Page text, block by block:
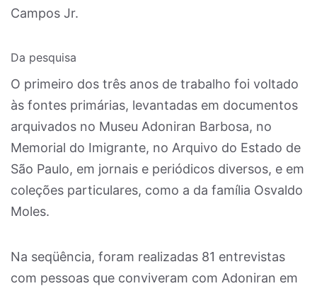
Campos Jr.
Da pesquisa
O primeiro dos três anos de trabalho foi voltado
às fontes primárias, levantadas em documentos
arquivados no Museu Adoniran Barbosa, no
Memorial do Imigrante, no Arquivo do Estado de
São Paulo, em jornais e periódicos diversos, e em
coleções particulares, como a da família Osvaldo
Moles.
Na seqüência, foram realizadas 81 entrevistas
com pessoas que conviveram com Adoniran em